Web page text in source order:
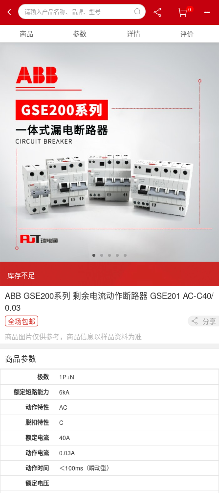
0
商品 参数 详情 评价
库存不足
ABB GSE200系列 剩余电流动作断路器 GSE201 AC-C40/
0.03
全场包邮
分享
商品图片仅供参考，商品信息以样品资料为准
商品参数
极数 1P+N
额定短路能力 6kA
动作特性 AC
脱扣特性 C
额定电流 40A
动作电流 0.03A
动作时间 ＜100ms（瞬动型）
额定电压